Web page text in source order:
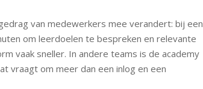
van medewerkers mee verandert: bij een
om leerdoelen te bespreken en relevante
vaak sneller. In andere teams is de academy
vraagt om meer dan een inlog en een